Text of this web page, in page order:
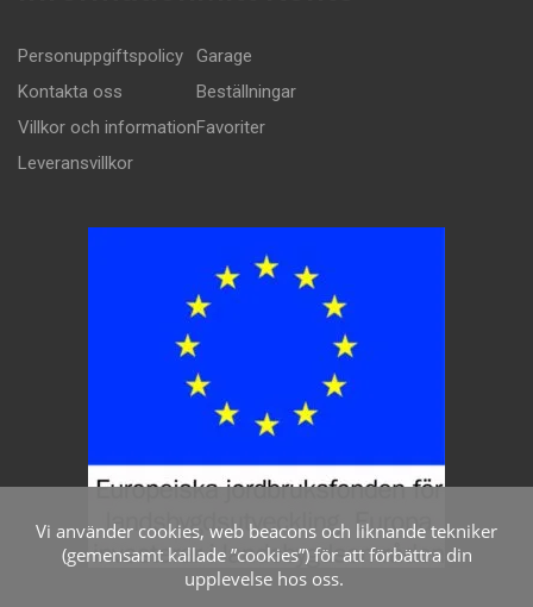
Personuppgiftspolicy
Kontakta oss
Villkor och information
Leveransvillkor
Garage
Beställningar
Favoriter
Vi använder cookies, web beacons och liknande tekniker
(gemensamt kallade ”cookies”) för att förbättra din
upplevelse hos oss.